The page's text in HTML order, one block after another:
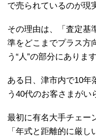
で売られているのが現
その理由は、「査定基
準をどこまでプラス方
う“人”の部分にあります
ある日、津市内で10年
う40代のお客さまがい
最初に有名大手チェー
「年式と距離的に厳し